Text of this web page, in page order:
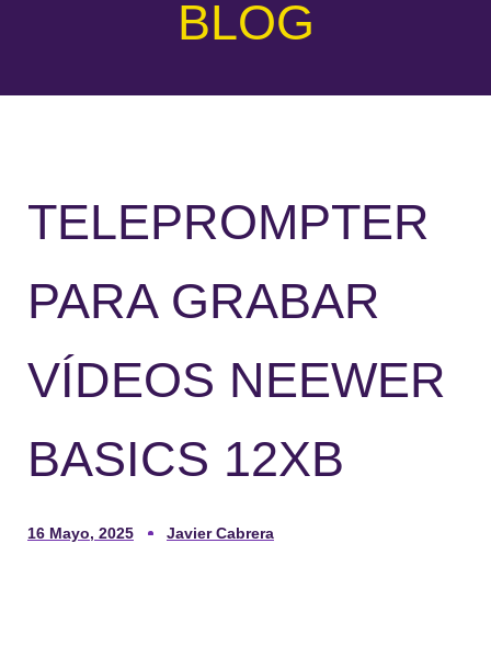
BLOG
TELEPROMPTER
PARA GRABAR
VÍDEOS NEEWER
BASICS 12XB
16 Mayo, 2025 Javier Cabrera